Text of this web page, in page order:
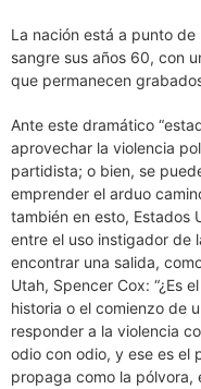
La nación está a punto
sangre sus años 60, con
que permanecen
Ante este dramático
aprovechar la violencia
partidista; o bien, se
emprender el arduo
también en esto, Estados
entre el uso instigador de
encontrar una salida,
Utah, Spencer Cox: “¿Es
historia o el comienzo de
responder a la violencia
odio con odio, y ese es el
propaga como la pólvora,